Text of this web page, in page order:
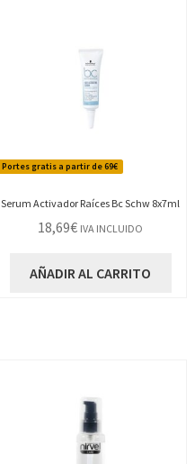
Portes gratis a partir de 69€
Serum Activador Raíces Bc Schw 8x7ml
18,69€ IVA INCLUIDO
AÑADIR AL CARRITO